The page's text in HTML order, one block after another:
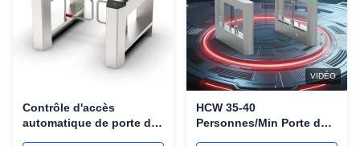
Contrôle d'accès
automatique de porte de
VIDÉO
HCW 35-40
Personnes/Min Porte de